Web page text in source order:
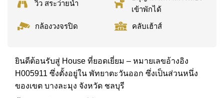
วิว สระว่ายน้ำ
เข้าพักได้
กล้องวงจรปิด
คลับเฮ้าส์
ยินดีต้อนรับสู่ House ที่ยอดเยี่ยม – หมายเลขอ้างอิง
H005911 ซึ่งตั้งอยู่ใน พัทยาตะวันออก ซึ่งเป็นส่วนหนึ่ง
ของเขต บางละมุง จังหวัด ชลบุรี